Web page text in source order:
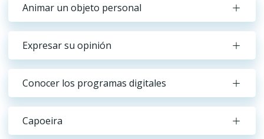
Animar un objeto personal
Expresar su opinión
Conocer los programas digitales
Capoeira